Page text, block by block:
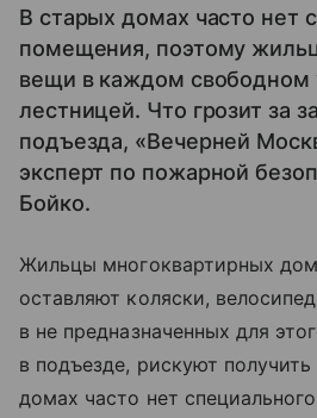
В старых домах часто нет
помещения, поэтому
вещи в каждом свободном
лестницей. Что грозит за
подъезда, «Вечерней
эксперт по пожарной
Бойко.
Жильцы многоквартирных
оставляют коляски,
в не предназначенных для
в подъезде, рискуют
домах часто нет